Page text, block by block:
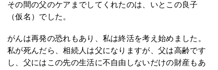
その間の父のケアまでしてくれたのは、いとこの良子
（仮名）でした。
がんは再発の恐れもあり、私は終活を考え始めました。
私が死んだら、相続人は父になりますが、父は高齢です
し、父にはこの先の生活に不自由しないだけの財産もあ